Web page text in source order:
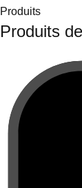
Produits
Produits